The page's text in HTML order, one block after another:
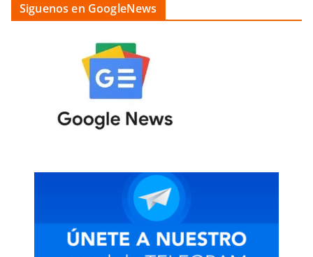
Siguenos en GoogleNews